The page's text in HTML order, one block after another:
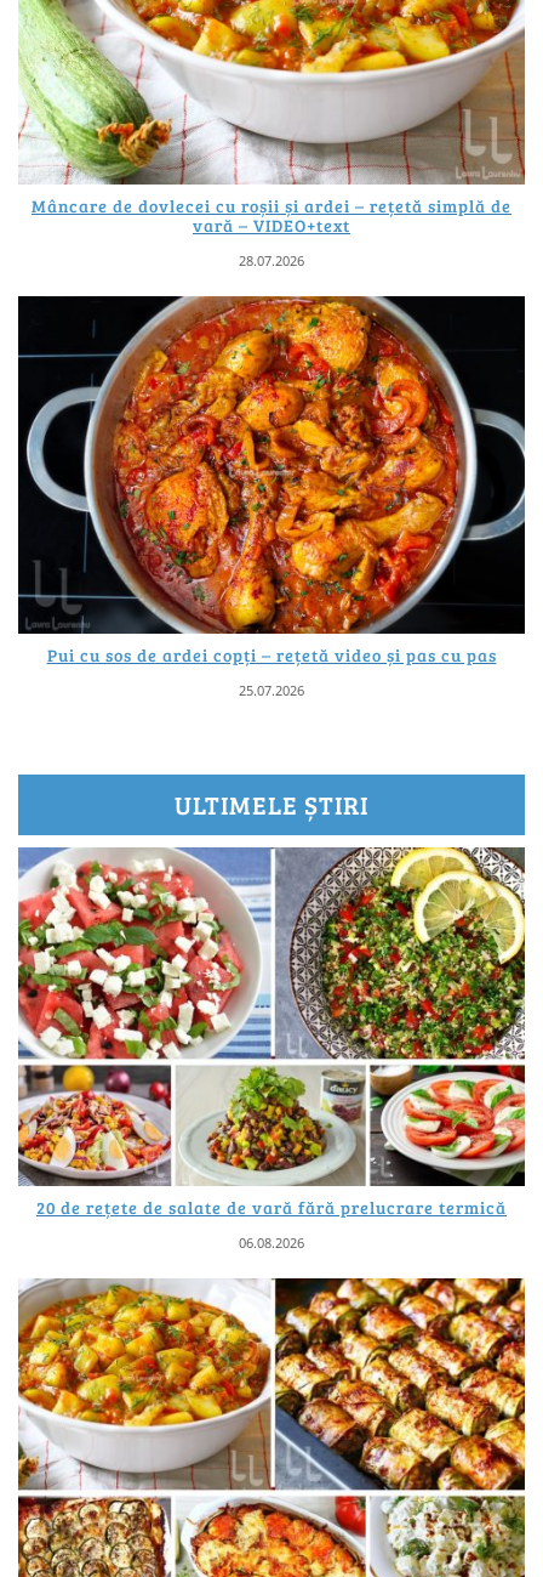
Mâncare de dovlecei cu roșii și ardei – rețetă simplă de
vară – VIDEO+text
28.07.2026
Pui cu sos de ardei copți – rețetă video și pas cu pas
25.07.2026
ULTIMELE ȘTIRI
20 de rețete de salate de vară fără prelucrare termică
06.08.2026